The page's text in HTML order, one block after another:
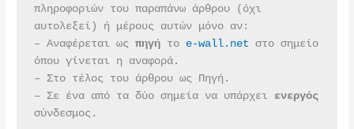
πληροφοριών του παραπάνω άρθρου (όχι
αυτολεξεί) ή μέρους αυτών μόνο αν:
– Αναφέρεται ως πηγή το e-wall.net στο σημείο
όπου γίνεται η αναφορά.
– Στο τέλος του άρθρου ως Πηγή.
– Σε ένα από τα δύο σημεία να υπάρχει
σύνδεσμος.